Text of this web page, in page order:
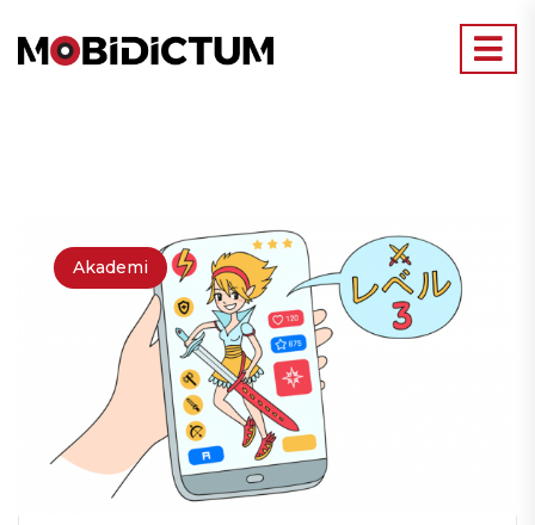
Akademi